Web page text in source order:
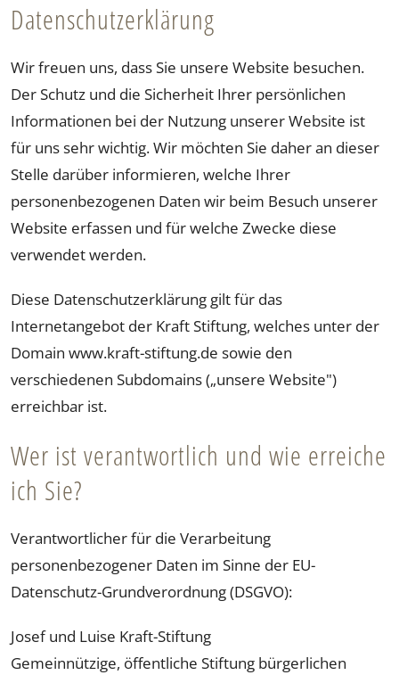
Sitemap
Download
Datenschutz
Datenschutzerklärung
Wir freuen uns, dass Sie unsere Website besuchen.
Der Schutz und die Sicherheit Ihrer persönlichen
Informationen bei der Nutzung unserer Website ist
für uns sehr wichtig. Wir möchten Sie daher an dieser
Stelle darüber informieren, welche Ihrer
personenbezogenen Daten wir beim Besuch unserer
Website erfassen und für welche Zwecke diese
verwendet werden.
Diese Datenschutzerklärung gilt für das
Internetangebot der Kraft Stiftung, welches unter der
Domain www.kraft-stiftung.de sowie den
verschiedenen Subdomains („unsere Website")
erreichbar ist.
Wer ist verantwortlich und wie erreiche
ich Sie?
Verantwortlicher für die Verarbeitung
personenbezogener Daten im Sinne der EU-
Datenschutz-Grundverordnung (DSGVO):
Josef und Luise Kraft-Stiftung
Gemeinnützige, öffentliche Stiftung bürgerlichen